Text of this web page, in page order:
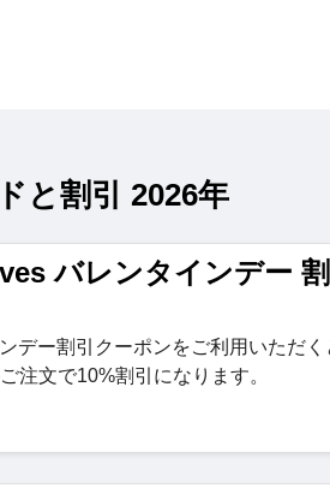
と割引 2026年
バレンタインデー 割
デー割引クーポンをご利用いただく
注文で10%割引になります。